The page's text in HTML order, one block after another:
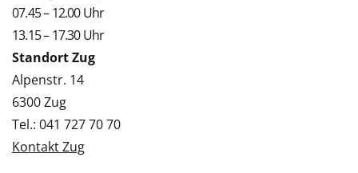
07.45 – 12.00 Uhr
13.15 – 17.30 Uhr
Standort Zug
Alpenstr. 14
6300 Zug
Tel.: 041 727 70 70
Kontakt Zug